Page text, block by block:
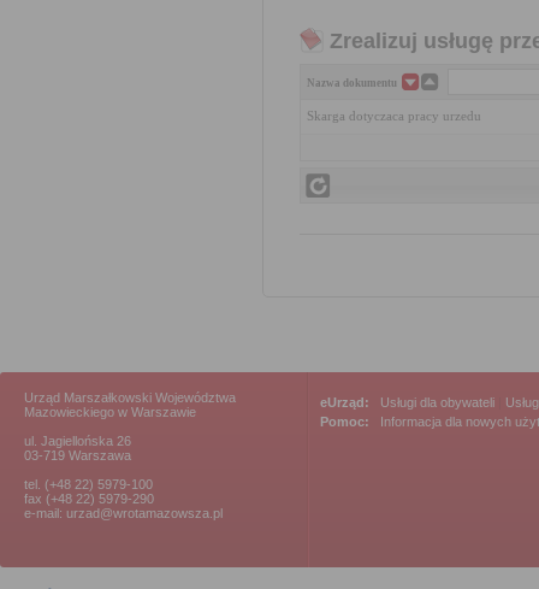
Zrealizuj usługę
Nazwa dokumentu
Skarga dotyczaca pracy urzedu
Urząd Marszałkowski Województwa
Mazowieckiego w Warszawie
ul. Jagiellońska 26
03-719 Warszawa
tel. (+48 22) 5979-100
fax (+48 22) 5979-290
e-mail: urzad@wrotamazowsza.pl
eUrząd: Usługi dla obywateli
Pomoc:
Informacja dla nowych